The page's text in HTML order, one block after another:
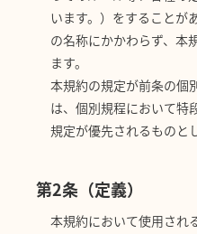
います。）をすることが
の名称にかかわらず、本
ます。
本規約の規定が前条の個
は、個別規程において特
規定が優先されるものと
第2条（定義）
本規約において使用され